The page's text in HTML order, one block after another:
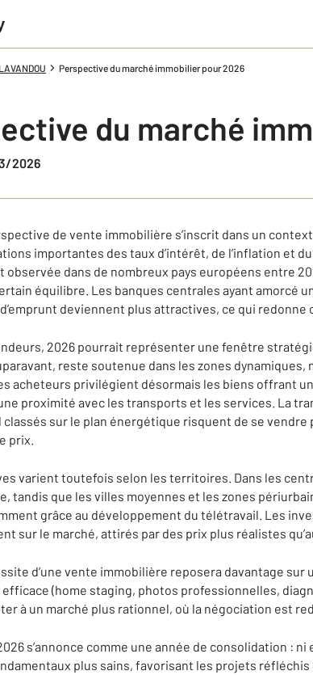
Perspective du marché immobilier pour 2026
du marché
2026
de vente immobilière s’inscrit dans un
importantes des taux d’intérêt, de l’inflation et
observée dans de nombreux pays européens entre
équilibre. Les banques centrales ayant amorcé
deviennent plus attractives, ce qui
2026 pourrait représenter une fenêtre
reste soutenue dans les zones
acheteurs privilégient désormais les biens offrant
proximité avec les transports et les services. La
classés sur le plan énergétique risquent de se
prix.
varient toutefois selon les territoires. Dans les
tandis que les villes moyennes et les zones
grâce au développement du télétravail. Les
sur le marché, attirés par des prix plus réalistes
d’une vente immobilière reposera davantage
efficace (home staging, photos professionnelles,
à un marché plus rationnel, où la négociation est
s’annonce comme une année de consolidation :
plus sains, favorisant les projets